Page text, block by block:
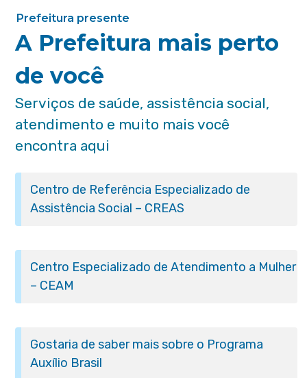
Prefeitura presente
A Prefeitura mais perto
de você
Serviços de saúde, assistência social,
atendimento e muito mais você
encontra aqui
Centro de Referência Especializado de
Assistência Social – CREAS
Centro Especializado de Atendimento a Mulher
– CEAM
Gostaria de saber mais sobre o Programa
Auxílio Brasil